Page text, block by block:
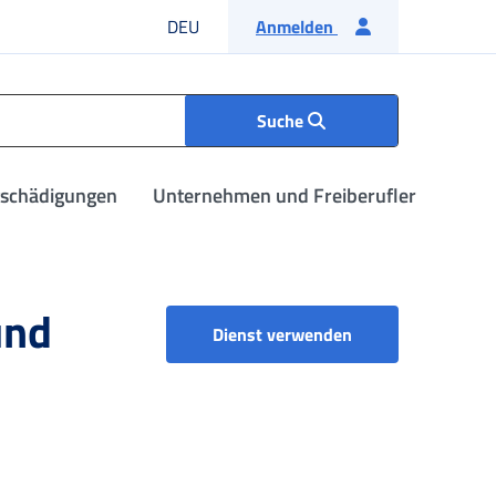
DEU Deutsche Sprache
Anmelden
Suche
Unternehmen und Freiberufler
Dienst verwenden